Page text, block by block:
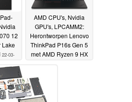
12
Lake
22-03-
AMD CPU's, Nvidia
GPU's, LPCAMM2:
Herontworpen Lenovo
ThinkPad P16s Gen 5
met AMD Ryzen 9 HX